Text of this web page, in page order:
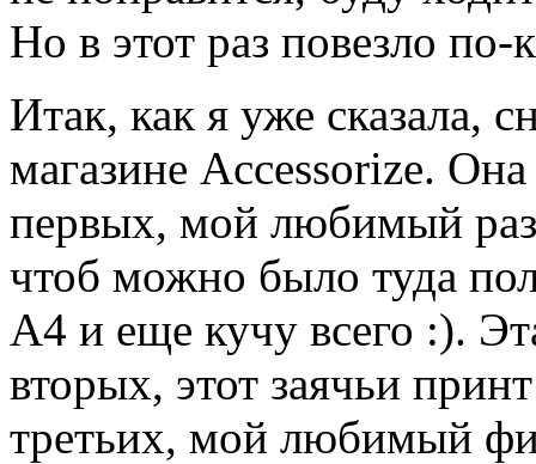
Но в этот раз повезло
Итак, как я уже сказала,
магазине Accessorize.
первых, мой любимый
чтоб можно было туда
А4 и еще кучу всего :).
вторых, этот заячьи
третьих, мой любимый